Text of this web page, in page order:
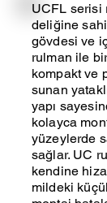
UCFL serisi
deliğine
gövdesi ve
rulman ile
kompakt ve
sunan
yapı
kolayca
yüzeylerde
sağlar. UC
kendine
mildeki